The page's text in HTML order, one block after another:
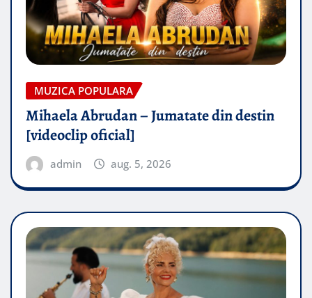
MUZICA POPULARA
Mihaela Abrudan – Jumatate din destin
[videoclip oficial]
admin aug. 5, 2026